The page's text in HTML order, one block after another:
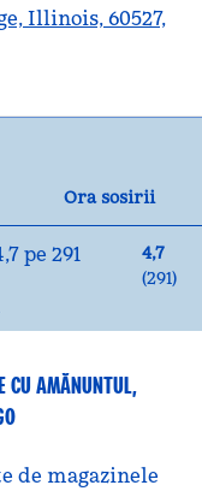
Illinois, 60527,
Ora sosirii
4,7
(291)
CU AMĂNUNTUL,
de magazinele